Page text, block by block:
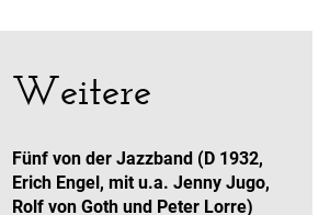
Weitere
Fünf von der Jazzband (D 1932,
Erich Engel, mit u.a. Jenny Jugo,
Rolf von Goth und Peter Lorre)